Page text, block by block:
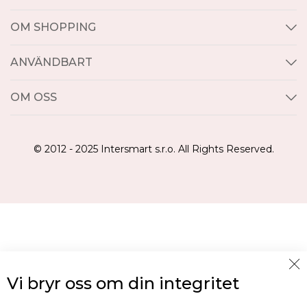
OM SHOPPING
ANVÄNDBART
OM OSS
© 2012 - 2025 Intersmart s.r.o. All Rights Reserved.
Vi bryr oss om din integritet